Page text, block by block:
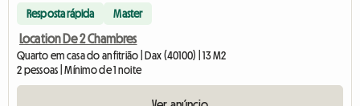
Resposta rápida Master
Location De 2 Chambres
Quarto em casa do anfitrião | Dax (40100) | 13 M2
2 pessoas | Mínimo de 1 noite